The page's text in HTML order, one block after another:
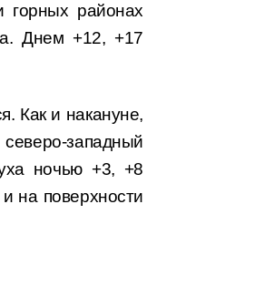
горных районах
Днем +12, +17
Как и накануне,
западный
ночью +3, +8
на поверхности